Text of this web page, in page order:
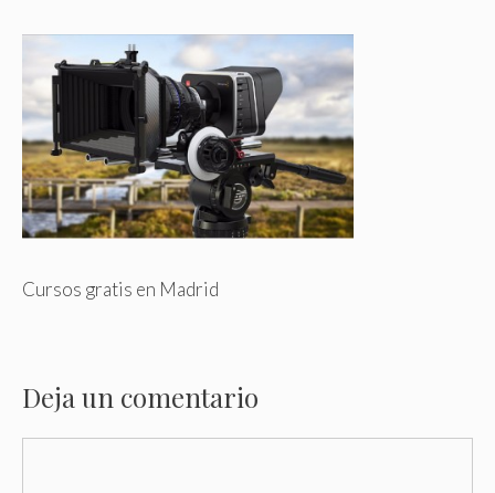
Cursos gratis en Madrid
Deja un comentario